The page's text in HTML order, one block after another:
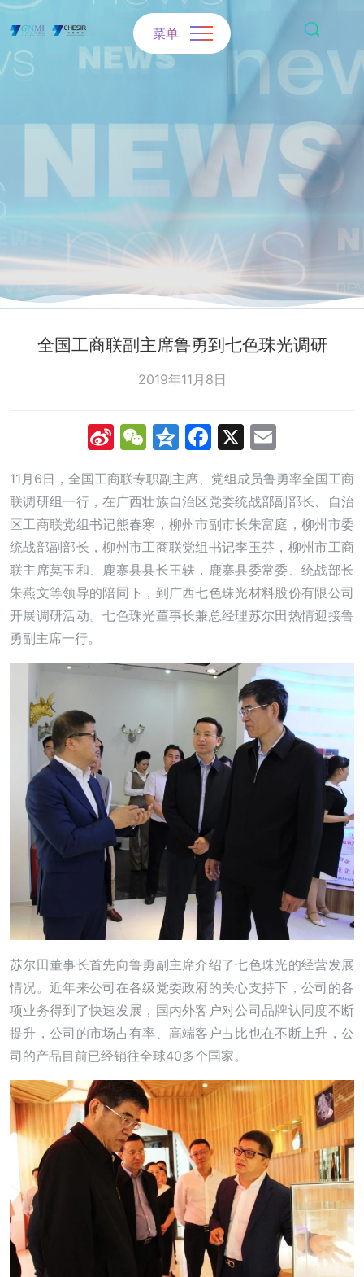
菜单
全国工商联副主席鲁勇到七色珠光调研
2019年11月8日
SinaWeChat
Qzone
Facebook
X
11月6日，全国工商联专职副主席、党组成员鲁勇率全国工商
联调研组一行，在广西壮族自治区党委统战部副部长、自治
区工商联党组书记熊春寒，柳州市副市长朱富庭，柳州市委
统战部副部长，柳州市工商联党组书记李玉芬，柳州市工商
联主席莫玉和、鹿寨县县长王轶，鹿寨县委常委、统战部长
朱燕文等领导的陪同下，到广西七色珠光材料股份有限公司
开展调研活动。七色珠光董事长兼总经理苏尔田热情迎接鲁
勇副主席一行。
苏尔田董事长首先向鲁勇副主席介绍了七色珠光的经营发展
情况。近年来公司在各级党委政府的关心支持下，公司的各
项业务得到了快速发展，国内外客户对公司品牌认同度不断
提升，公司的市场占有率、高端客户占比也在不断上升，公
司的产品目前已经销往全球40多个国家。